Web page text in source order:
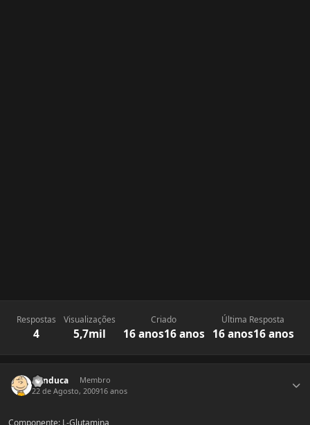
Respostas
4
Visualizações
5,7mil
Criado
16 anos16 anos
Última Resposta
16 anos16 anos
minduca
Membro
22 de Agosto, 200916 anos
Componente: L-Glutamina